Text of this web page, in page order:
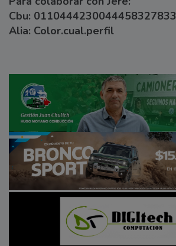
Cbu: 0110444230044458327833
Alia: Color.cual.perfil